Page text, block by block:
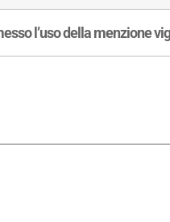
l’uso della menzione